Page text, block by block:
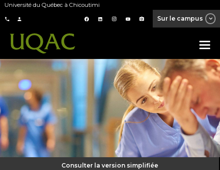
Université du Québec à Chicoutimi
Sur le campus
Consulter la version simplifiée